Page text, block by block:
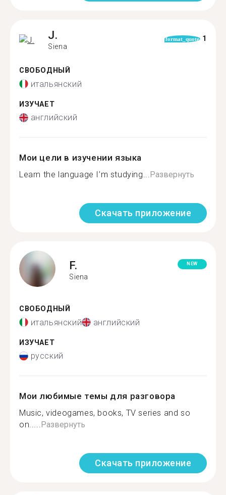
J.
Siena
format_quote 1
СВОБОДНЫЙ
итальянский
ИЗУЧАЕТ
английский
Мои цели в изучении языка
Learn the language I’m studying...Развернуть
Скачать приложение
F.
Siena
NEW
СВОБОДНЫЙ
итальянский английский
ИЗУЧАЕТ
русский
Мои любимые темы для разговора
Music, videogames, books, TV series and so
on.....Развернуть
Скачать приложение